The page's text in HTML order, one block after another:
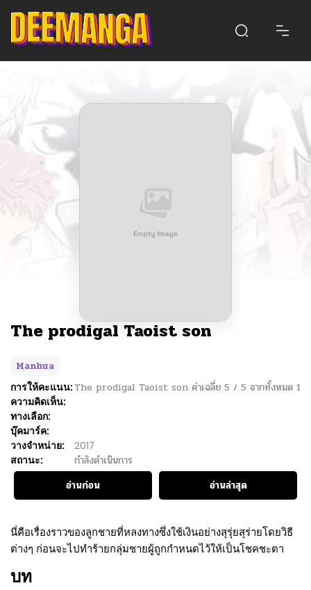
The prodigal Taoist son
Manhua
การให้คะแนน: The prodigal Taoist son ค่าเฉลี่ย 5 / 5 จากทั้งหมด 1
ความคิดเห็น:
ทางเลือก:
บุ๊คมาร์ค:
วางจำหน่าย:
2017
สถานะ:
กำลังดำเนินการ
อ่านก่อน
อ่านล่าสุด
นี่คือเรื่องราวของลูกชายที่หลงทางซึ่งใช้เงินอย่างสุรุ่ยสุร่ายโดยวิธี
ต่างๆ ก่อนจะไปทำร้ายกลุ่มชายผู้ถูกกำหนดไว้ให้เป็นโชคชะตา
บท